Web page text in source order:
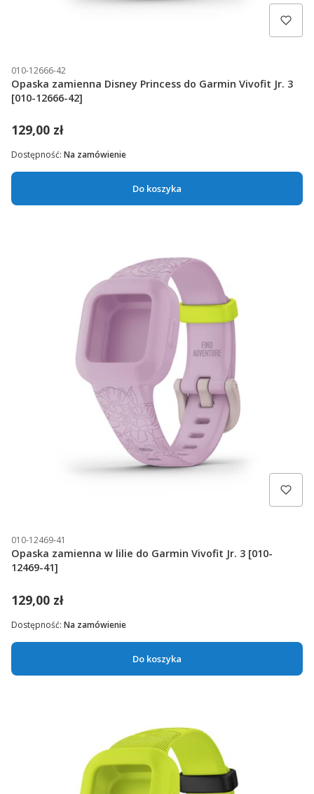
010-12666-42
Opaska zamienna Disney Princess do Garmin Vivofit Jr. 3
[010-12666-42]
129,00 zł
Do koszyka
Dostępność: Na zamówienie
010-12469-41
Opaska zamienna w lilie do Garmin Vivofit Jr. 3 [010-
12469-41]
129,00 zł
Do koszyka
Dostępność: Na zamówienie